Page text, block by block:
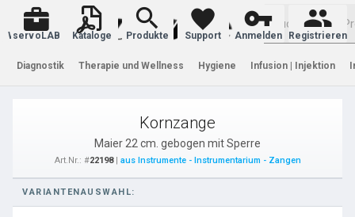
Warenkorb
servoLAB Kataloge Produkte Support Anmelden Registrieren
Diagnostik Therapie und Wellness Hygiene Infusion | Injektion
Kornzange
Maier 22 cm. gebogen mit Sperre
Art.Nr.: #22198| aus Instrumente - Instrumentarium - Zangen
VARIANTENAUSWAHL: